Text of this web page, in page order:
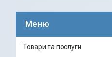
Товари та послуги